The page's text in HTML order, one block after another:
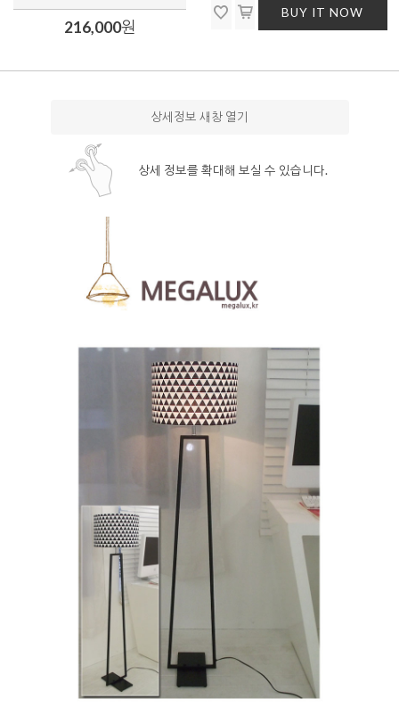
216,000원
BUY IT NOW
상세정보 새창 열기
상세 정보를 확대해 보실 수 있습니다.